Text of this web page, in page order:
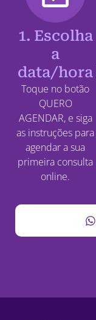
1. Escolha
a
data/hora
Toque no botão
QUERO
AGENDAR, e siga
as instruções para
agendar a sua
primeira consulta
online.